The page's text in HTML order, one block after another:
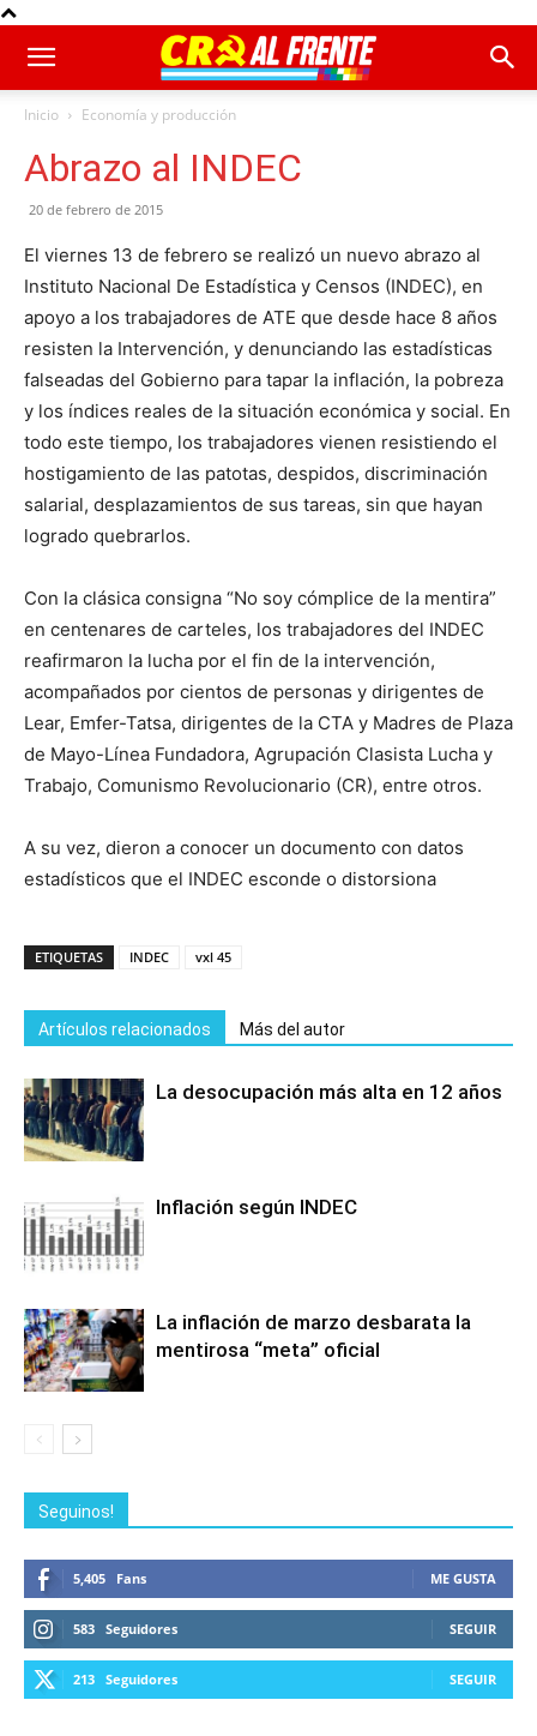
Inicio Economía y producción
Abrazo al INDEC
20 de febrero de 2015
El viernes 13 de febrero se realizó un nuevo abrazo al
Instituto Nacional De Estadística y Censos (INDEC), en
apoyo a los trabajadores de ATE que desde hace 8 años
resisten la Intervención, y denunciando las estadísticas
falseadas del Gobierno para tapar la inflación, la pobreza
y los índices reales de la situación económica y social. En
todo este tiempo, los trabajadores vienen resistiendo el
hostigamiento de las patotas, despidos, discriminación
salarial, desplazamientos de sus tareas, sin que hayan
logrado quebrarlos.
Con la clásica consigna “No soy cómplice de la mentira”
en centenares de carteles, los trabajadores del INDEC
reafirmaron la lucha por el fin de la intervención,
acompañados por cientos de personas y dirigentes de
Lear, Emfer-Tatsa, dirigentes de la CTA y Madres de Plaza
de Mayo-Línea Fundadora, Agrupación Clasista Lucha y
Trabajo, Comunismo Revolucionario (CR), entre otros.
A su vez, dieron a conocer un documento con datos
estadísticos que el INDEC esconde o distorsiona
ETIQUETAS INDEC vxl 45
Artículos relacionados Más del autor
La desocupación más alta en 12 años
Inflación según INDEC
La inflación de marzo desbarata la
mentirosa “meta” oficial
Seguinos!
5,405 Fans ME GUSTA
583 Seguidores SEGUIR
213 Seguidores SEGUIR